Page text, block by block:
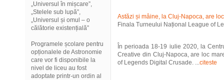
„Universul în mișcare”,
„Stelele sub lupă”,
„Universul și omul – o
călătorie existențială”
Programele școlare pentru
opționalele de Astronomie
care vor fi disponibile la
nivel de liceu au fost
adoptate printr-un ordin al
Astăzi și mâine, la Cluj-Napoca, are loc
Finala Turneului Național League of
În perioada 18-19 iulie 2020, la
Creative din Cluj-Napoca, are loc
of Legends Digital Crusade. ...citeste